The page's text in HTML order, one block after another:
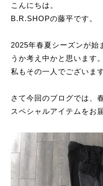
こんにちは。
B.R.SHOPの藤平です。
2025年春夏シーズンが始
うか考え中かと思います。
私もその一人でございま
さて今回のブログでは、
スペシャルアイテムをお